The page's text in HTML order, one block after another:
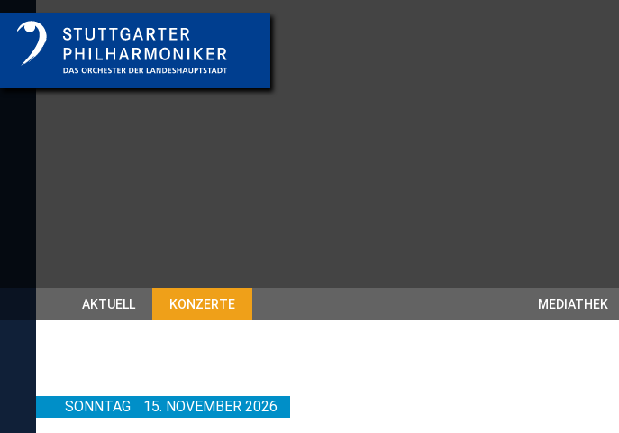
AKTUELL KONZERTE MEDIATHEK
SONNTAG 15. NOVEMBER 2026